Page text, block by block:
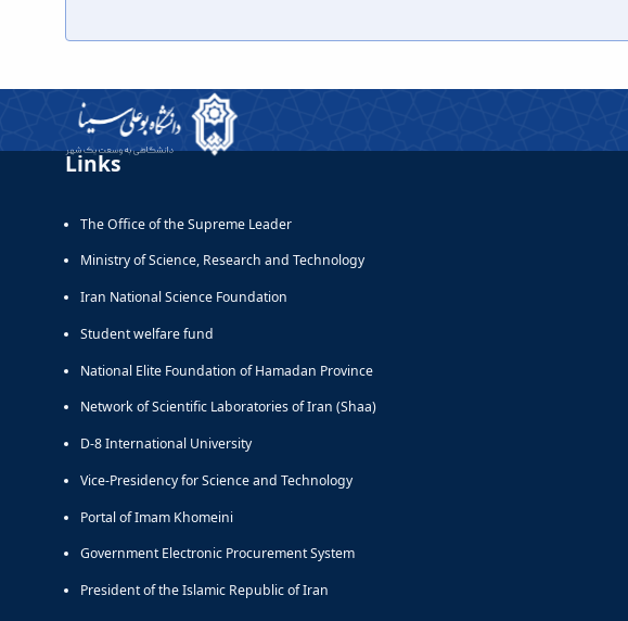
Links
The Office of the Supreme Leader
Ministry of Science, Research and Technology
Iran National Science Foundation
Student welfare fund
National Elite Foundation of Hamadan Province
Network of Scientific Laboratories of Iran (Shaa)
D-8 International University
Vice-Presidency for Science and Technology
Portal of Imam Khomeini
Government Electronic Procurement System
President of the Islamic Republic of Iran